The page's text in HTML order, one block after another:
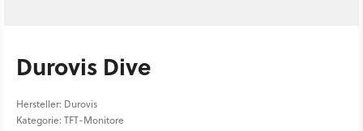
Durovis Dive
Hersteller: Durovis
Kategorie: TFT-Monitore